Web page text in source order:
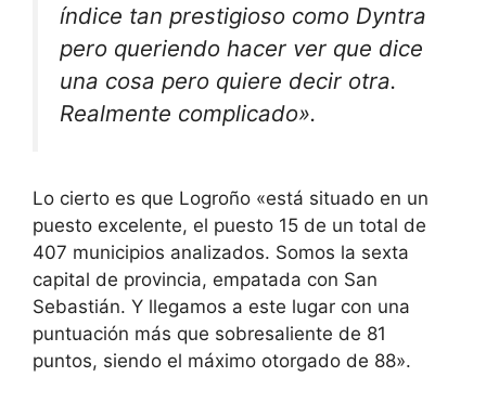
índice tan prestigioso como Dyntra
pero queriendo hacer ver que dice
una cosa pero quiere decir otra.
Realmente complicado».
Lo cierto es que Logroño «está situado en un
puesto excelente, el puesto 15 de un total de
407 municipios analizados. Somos la sexta
capital de provincia, empatada con San
Sebastián. Y llegamos a este lugar con una
puntuación más que sobresaliente de 81
puntos, siendo el máximo otorgado de 88».